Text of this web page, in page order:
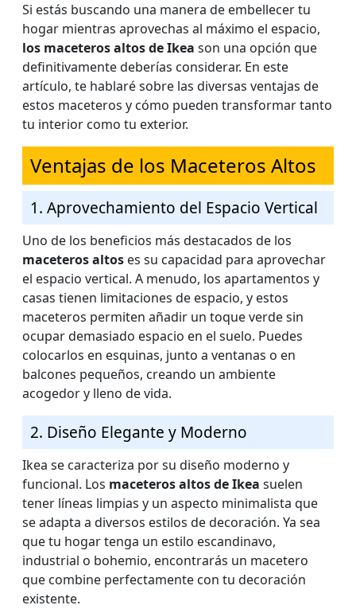
Si estás buscando una manera de embellecer tu
hogar mientras aprovechas al máximo el espacio,
los maceteros altos de Ikea son una opción que
definitivamente deberías considerar. En este
artículo, te hablaré sobre las diversas ventajas de
estos maceteros y cómo pueden transformar tanto
tu interior como tu exterior.
Ventajas de los Maceteros Altos
1. Aprovechamiento del Espacio Vertical
Uno de los beneficios más destacados de los
maceteros altos es su capacidad para aprovechar
el espacio vertical. A menudo, los apartamentos y
casas tienen limitaciones de espacio, y estos
maceteros permiten añadir un toque verde sin
ocupar demasiado espacio en el suelo. Puedes
colocarlos en esquinas, junto a ventanas o en
balcones pequeños, creando un ambiente
acogedor y lleno de vida.
2. Diseño Elegante y Moderno
Ikea se caracteriza por su diseño moderno y
funcional. Los maceteros altos de Ikea suelen
tener líneas limpias y un aspecto minimalista que
se adapta a diversos estilos de decoración. Ya sea
que tu hogar tenga un estilo escandinavo,
industrial o bohemio, encontrarás un macetero
que combine perfectamente con tu decoración
existente.